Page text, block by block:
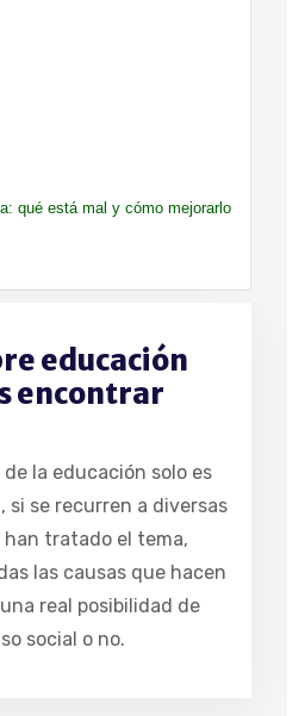
qué está mal y cómo mejorarlo
educación
encontrar
la educación solo es
si se recurren a diversas
tratado el tema,
las causas que hacen
real posibilidad de
social o no.